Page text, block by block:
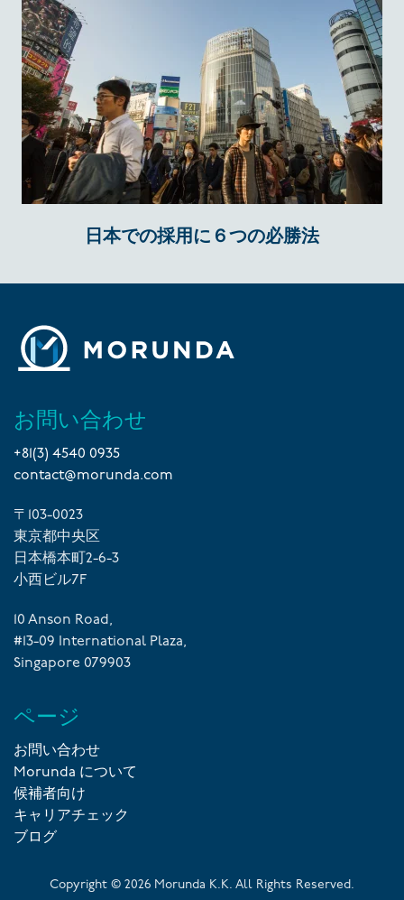
日本での採用に６つの必勝法
お問い合わせ
+81(3) 4540 0935
contact@morunda.com
〒103-0023
東京都中央区
日本橋本町2-6-3
小西ビル7F
10 Anson Road,
#13-09 International Plaza,
Singapore 079903
ページ
お問い合わせ
Morunda について
候補者向け
キャリアチェック
ブログ
Copyright © 2026 Morunda K.K. All Rights Reserved.